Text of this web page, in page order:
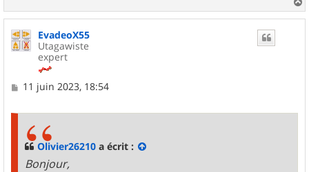
a
EvadeoX55
Utagawiste
expert
M11 juin 2023, 18:54
Olivier26210 a écrit :
Bonjour,